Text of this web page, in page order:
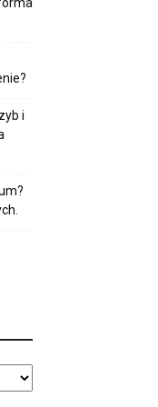
i